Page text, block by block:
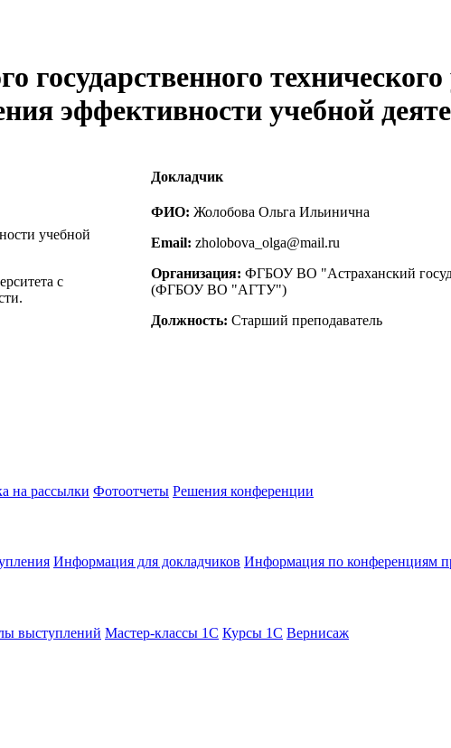
государственного
эффективности учебной
учебной
с
Докладчик
ФИО: Жолобова Ольга Ильинична
Email: zholobova_olga@mail.ru
Организация: ФГБОУ ВО "Астраханский
(ФГБОУ ВО "АГТУ")
Должность: Старший преподаватель
на рассылки Фотоотчеты Решения конференции
Информация для докладчиков Информация по конференциям
выступлений Мастер-классы 1С Курсы 1С Вернисаж